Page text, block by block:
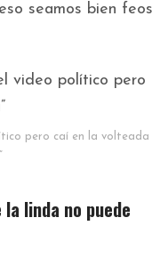
seamos bien feos
pero caí en la volteada
linda no puede